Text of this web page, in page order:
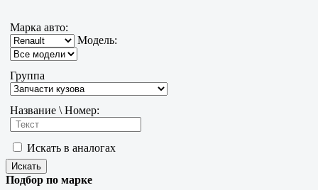
Марка авто:
Модель:
Группа
Название \ Номер:
Искать в аналогах
Подбор по марке